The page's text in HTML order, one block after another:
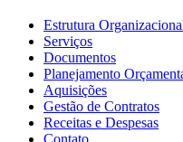
Estrutura
Serviços
Documentos
Planejamento
Aquisições
Gestão de Contratos
Receitas e Despesas